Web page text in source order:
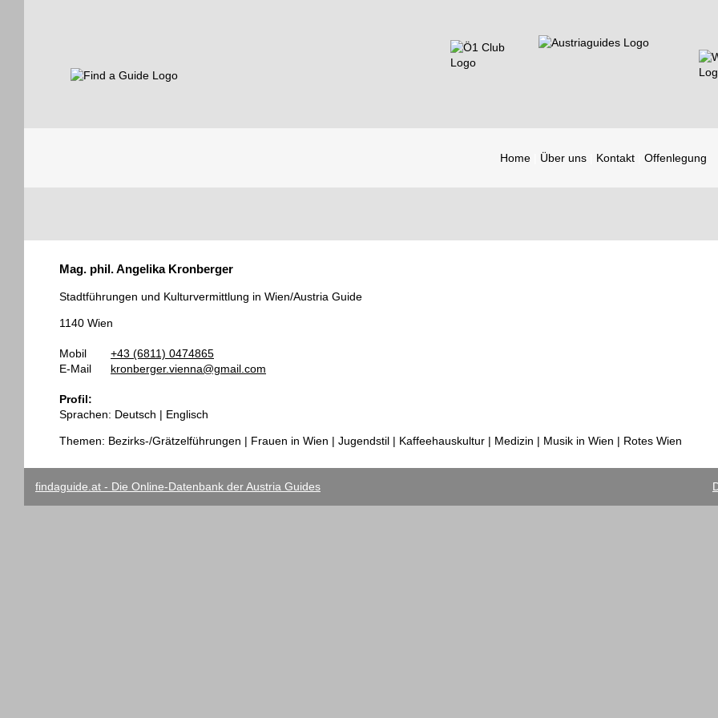
Home Über uns Kontakt Offenlegung
Guides
Mag. phil. Angelika Kronberger
Stadtführungen und Kulturvermittlung in Wien/Austria Guide
1140 Wien
Mobil
+43 (6811) 0474865
E-Mail
kronberger.vienna@gmail.com
Profil:
Sprachen: Deutsch | Englisch
Themen: Bezirks-/Grätzelführungen | Frauen in Wien | Jugendstil | Kaffeehauskultur | Medizin | Musik in Wien | Rotes Wien
findaguide.at - Die Online-Datenbank der Austria Guides